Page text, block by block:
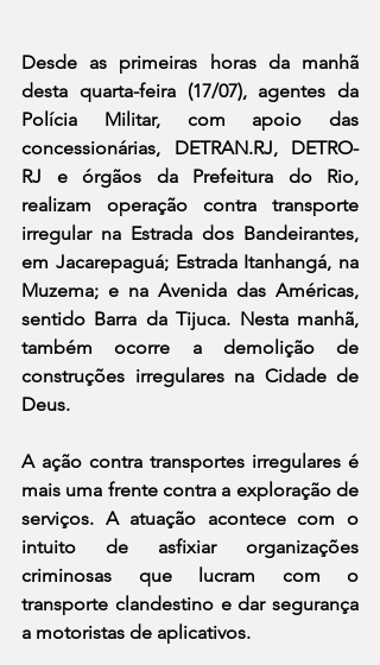
Desde as primeiras horas da manhã
desta quarta-feira (17/07), agentes da
Polícia Militar, com apoio das
concessionárias, DETRAN.RJ, DETRO-
RJ e órgãos da Prefeitura do Rio,
realizam operação contra transporte
irregular na Estrada dos Bandeirantes,
em Jacarepaguá; Estrada Itanhangá, na
Muzema; e na Avenida das Américas,
sentido Barra da Tijuca. Nesta manhã,
também ocorre a demolição de
construções irregulares na Cidade de
Deus.
A ação contra transportes irregulares é
mais uma frente contra a exploração de
serviços. A atuação acontece com o
intuito de asfixiar organizações
criminosas que lucram com o
transporte clandestino e dar segurança
a motoristas de aplicativos.